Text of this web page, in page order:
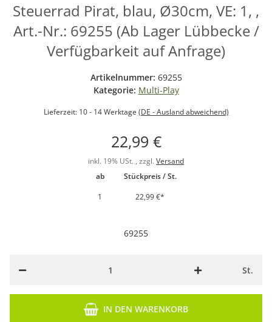
Steuerrad Pirat, blau, Ø30cm, VE: 1, ,
Art.-Nr.: 69255 (Ab Lager Lübbecke /
Verfügbarkeit auf Anfrage)
Artikelnummer: 69255
Kategorie: Multi-Play
Lieferzeit: 10 - 14 Werktage (DE - Ausland abweichend)
22,99 €
inkl. 19% USt. , zzgl. Versand
ab
Stückpreis / St.
1
22,99 €*
69255
St.
IN DEN WARENKORB